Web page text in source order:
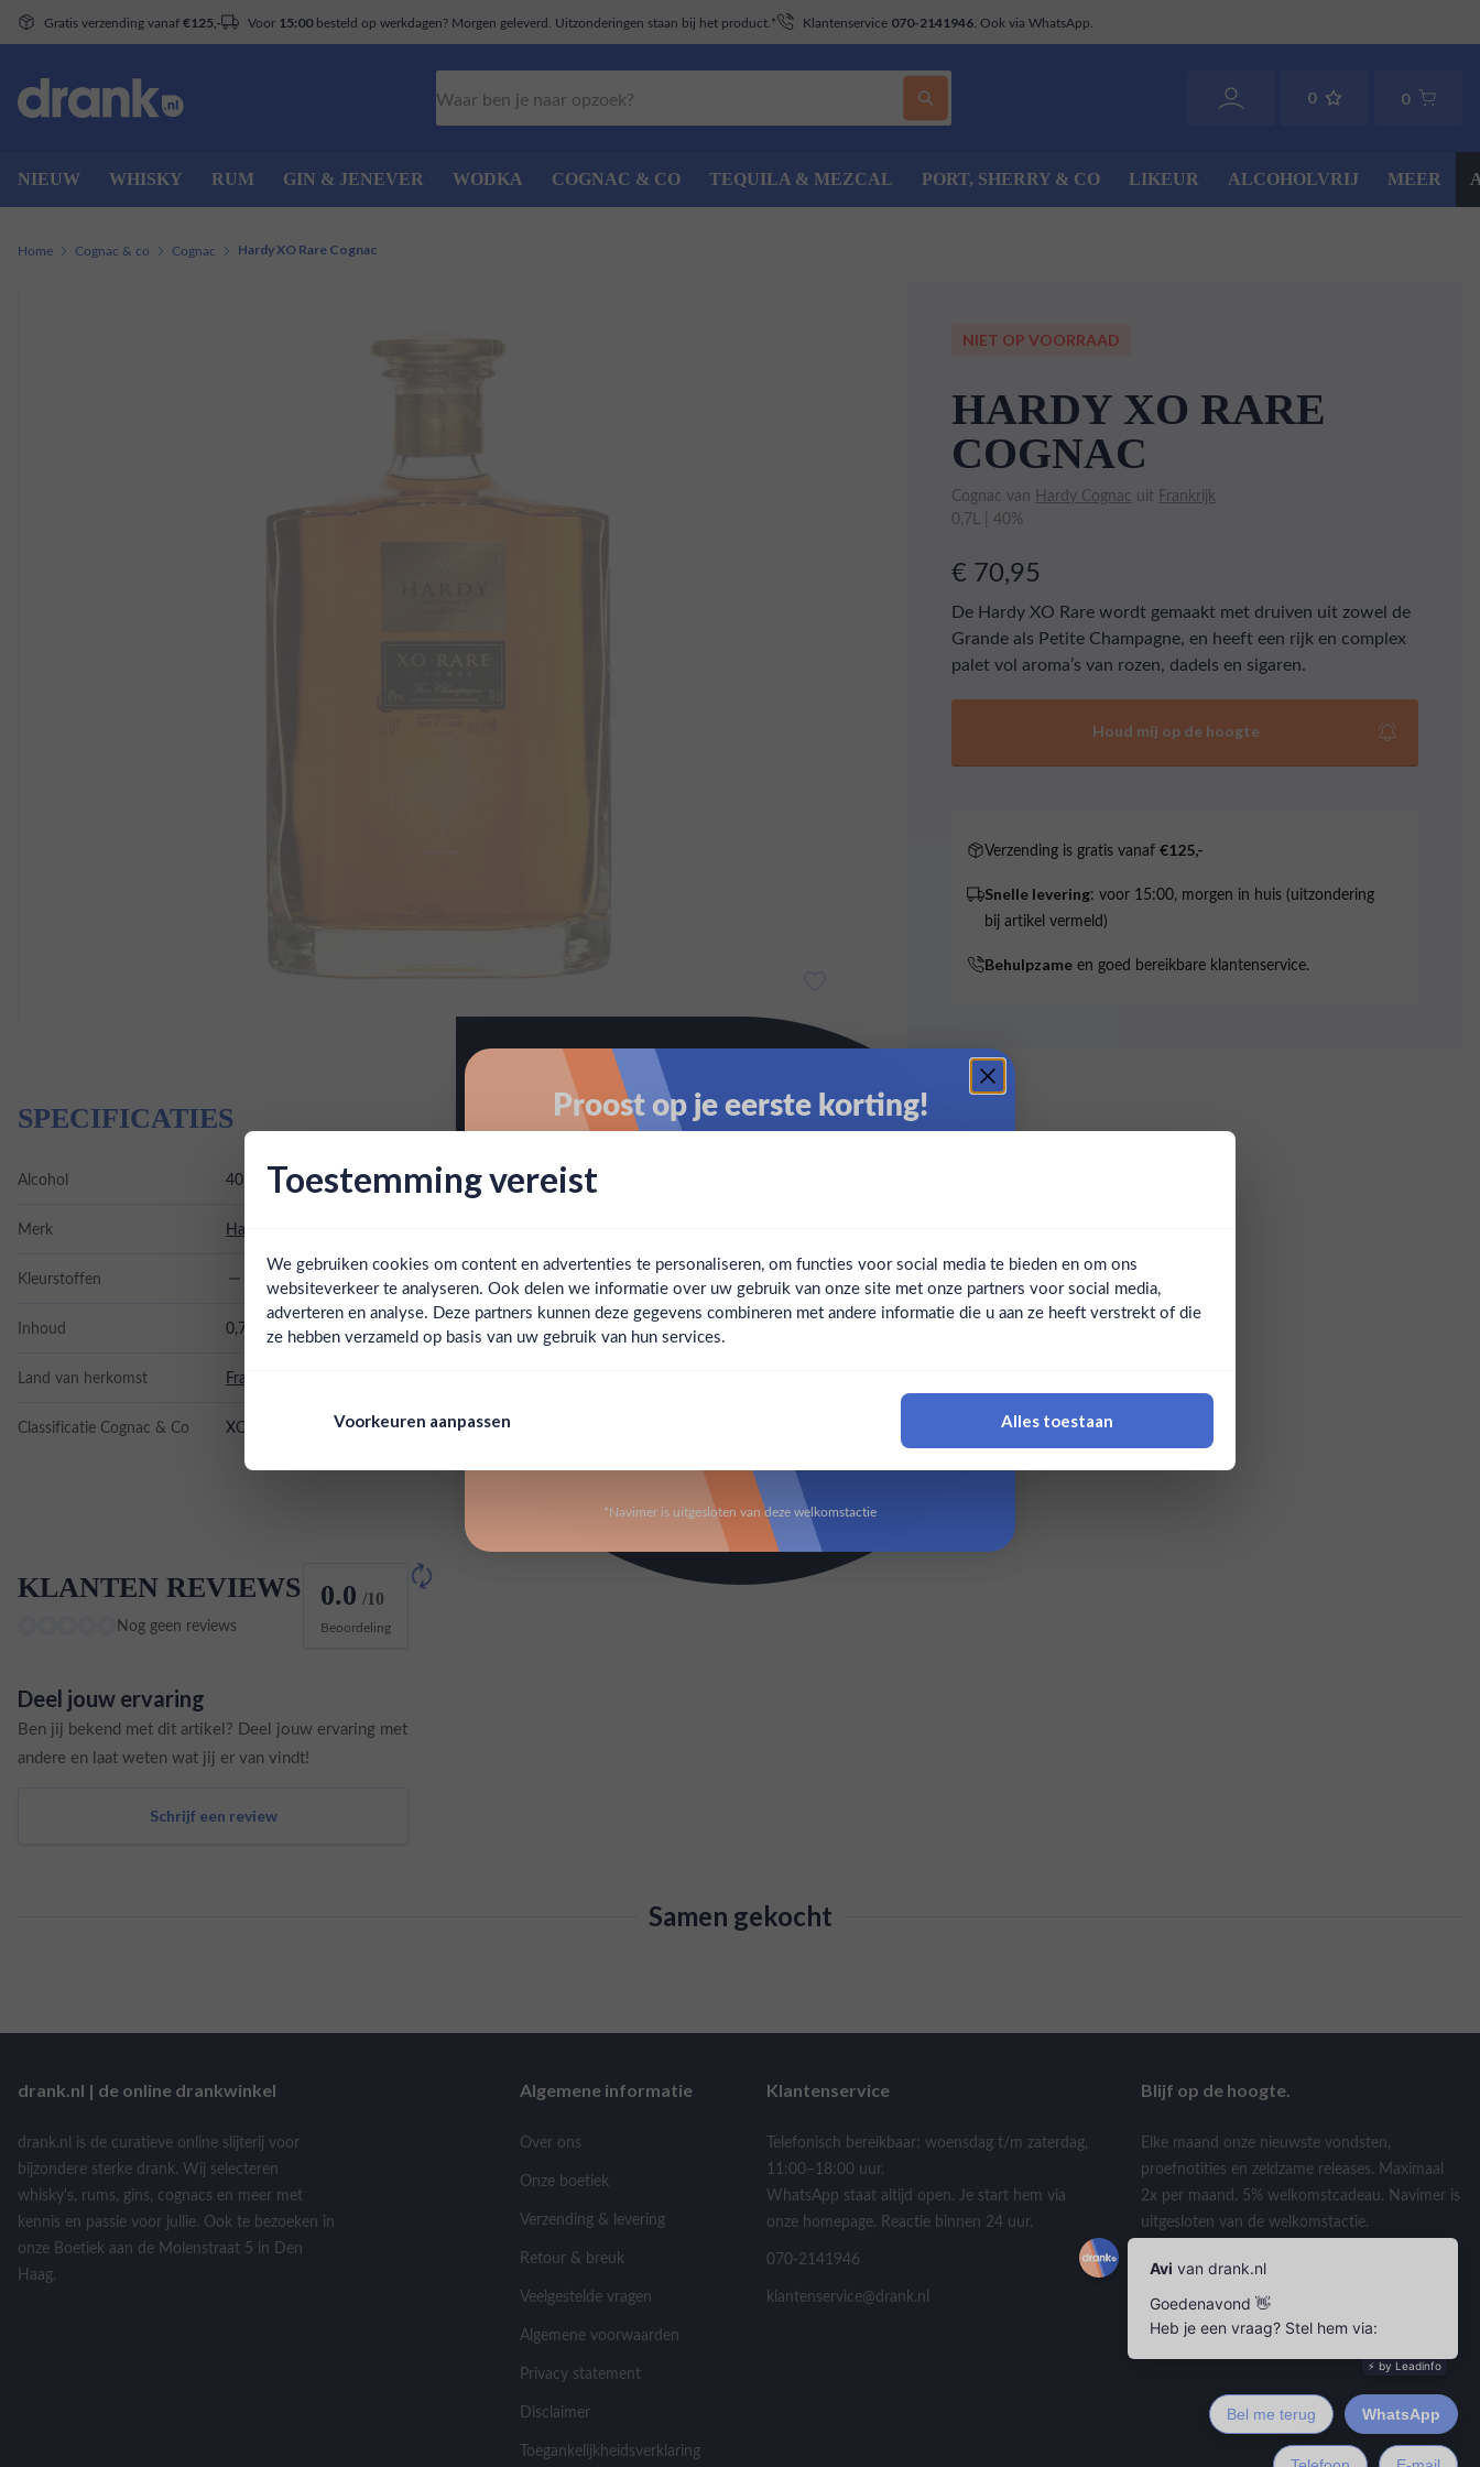
Gratis verzending vanaf €125,- Voor 15:00besteld op werkdagen? Morgen geleverd. Uitzonderingen staan bij het product.* Klantenservice 070-2141946 . Ook via WhatsApp.
0 0
NIEUW WHISKY RUM GIN & JENEVER WODKA COGNAC & CO TEQUILA & MEZCAL PORT, SHERRY & CO LIKEUR ALCOHOLVRIJ MEER
Ben jij 18 jaar of ouder?
Home Cognac & co Cognac Hardy XO Rare Cognac
NIET OP VOORRAAD
HARDY XO RARE
COGNAC
Cognac van Hardy Cognac uit Frankrijk
0,7L | 40%
€ 70,95
De Hardy XO Rare wordt gemaakt met druiven uit zowel de
Grande als Petite Champagne, en heeft een rijk en complex
palet vol aroma’s van rozen, dadels en sigaren.
Houd mij op de hoogte
Verzending is gratis vanaf€125,-
Snelle levering: voor 15:00, morgen in huis (uitzondering
bij artikel vermeld)
Behulpzame en goed bereikbare klantenservice.
SPECIFICATIES
Alcohol 40.00%
Merk Hardy Cognac
Kleurstoffen
Inhoud 0,7L
Land van herkomst Frankrijk
Classificatie Cognac & Co XO
KLANTEN REVIEWS
Nog geen reviews
0.0 /10
Beoordeling
Deel jouw ervaring
Ben jij bekend met dit artikel? Deel jouw ervaring met
andere en laat weten wat jij er van vindt!
Schrijf een review
Samen gekocht
drank.nl | de online drankwinkel
drank.nl is de curatieve online slijterij voor
bijzondere sterke drank. Wij selecteren
whisky's, rums, gins, cognacs en meer met
kennis en passie voor jullie. Ook te bezoeken in
onze Boetiek aan de Molenstraat 5 in Den
Haag.
Algemene informatie
Over ons
Onze boetiek
Verzending & levering
Retour & breuk
Veelgestelde vragen
Algemene voorwaarden
Privacy statement
Disclaimer
Toegankelijkheidsverklaring
Klantenservice
Telefonisch bereikbaar: woensdag t/m zaterdag,
11:00–18:00 uur.
WhatsApp staat altijd open. Je start hem via
onze homepage. Reactie binnen 24 uur.
070-2141946
klantenservice@drank.nl
Blijf op de hoogte.
Elke maand onze nieuwste vondsten,
proefnotities en zeldzame releases. Maximaal
2x per maand. 5% welkomstcadeau. Navimer is
uitgesloten van de welkomstactie.
Toestemming vereist
We gebruiken cookies om content en advertenties te personaliseren, om functies voor social media te bieden en om ons
websiteverkeer te analyseren. Ook delen we informatie over uw gebruik van onze site met onze partners voor social media,
adverteren en analyse. Deze partners kunnen deze gegevens combineren met andere informatie die u aan ze heeft verstrekt of die
ze hebben verzameld op basis van uw gebruik van hun services.
Voorkeuren aanpassen Alles toestaan
Proost op je eerste korting!
Claim mijn korting
*Navimer is uitgesloten van deze welkomstactie